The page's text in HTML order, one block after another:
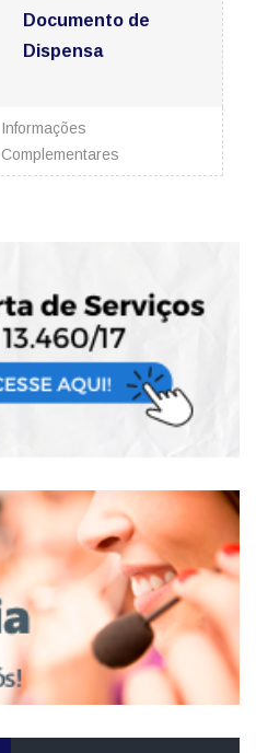
Documento de
Dispensa
Informações
Complementares